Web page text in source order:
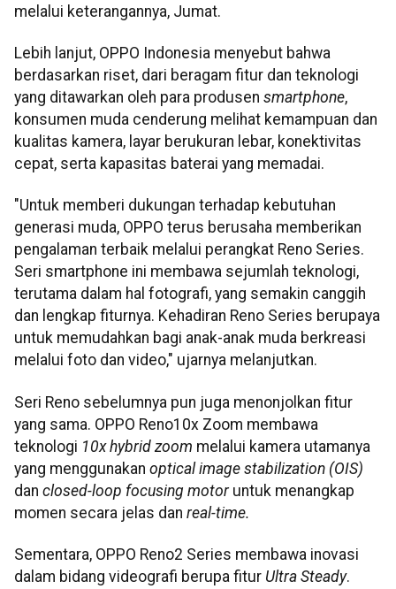
melalui keterangannya, Jumat.
Lebih lanjut, OPPO Indonesia menyebut bahwa
berdasarkan riset, dari beragam fitur dan teknologi
yang ditawarkan oleh para produsen smartphone,
konsumen muda cenderung melihat kemampuan dan
kualitas kamera, layar berukuran lebar, konektivitas
cepat, serta kapasitas baterai yang memadai.
"Untuk memberi dukungan terhadap kebutuhan
generasi muda, OPPO terus berusaha memberikan
pengalaman terbaik melalui perangkat Reno Series.
Seri smartphone ini membawa sejumlah teknologi,
terutama dalam hal fotografi, yang semakin canggih
dan lengkap fiturnya. Kehadiran Reno Series berupaya
untuk memudahkan bagi anak-anak muda berkreasi
melalui foto dan video," ujarnya melanjutkan.
Seri Reno sebelumnya pun juga menonjolkan fitur
yang sama. OPPO Reno10x Zoom membawa
teknologi 10x hybrid zoom melalui kamera utamanya
yang menggunakan optical image stabilization (OIS)
dan closed-loop focusing motor untuk menangkap
momen secara jelas dan real-time.
Sementara, OPPO Reno2 Series membawa inovasi
dalam bidang videografi berupa fitur Ultra Steady.